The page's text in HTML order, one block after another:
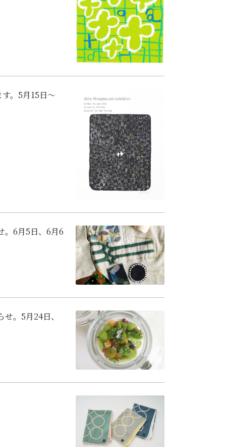
。5月15日〜
。6月5日、6月6
。5月24日、